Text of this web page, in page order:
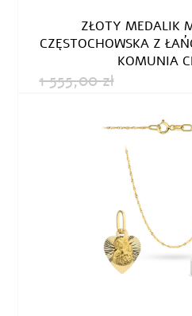
ZŁOTY MEDALIK
CZĘSTOCHOWSKA Z
KOMUNIA
1 555,00 zł